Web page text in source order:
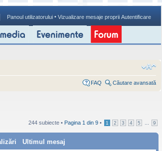
Panoul utilizatorului • Vizualizare mesaje proprii Autentificare
FAQ Căutare avansată
244 subiecte • Pagina 1 din 9 • 1 2 3 4 5 9
Ultimul mesaj